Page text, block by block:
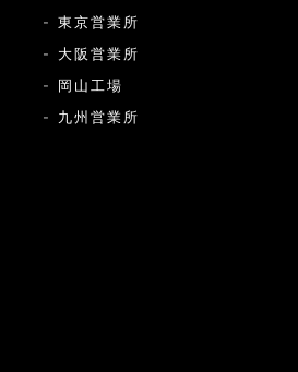
- 東京営業所
- 大阪営業所
- 岡山工場
- 九州営業所